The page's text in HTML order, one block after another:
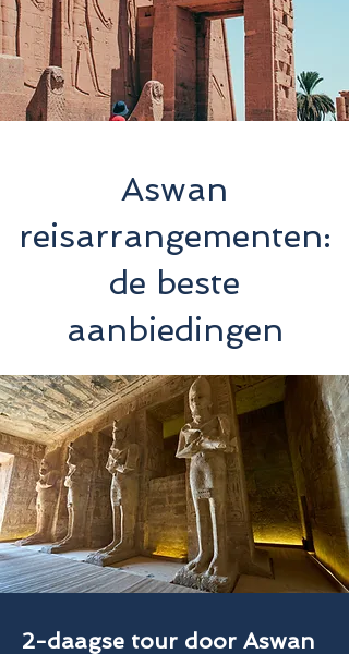
Aswan
reisarrangementen:
de beste
aanbiedingen
2-daagse tour door Aswan